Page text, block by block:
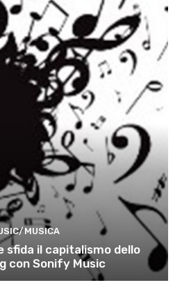
MUSICA
sfida il capitalismo dello
con Sonify Music